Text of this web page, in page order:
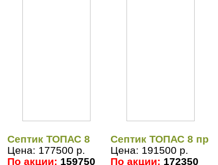
Септик ТОПАС 8
Цена: 177500 р.
По акции: 159750
Септик ТОПАС 8 пр
Цена: 191500 р.
По акции: 172350